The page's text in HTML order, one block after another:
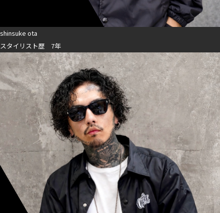
shinsuke ota
スタイリスト歴 7年